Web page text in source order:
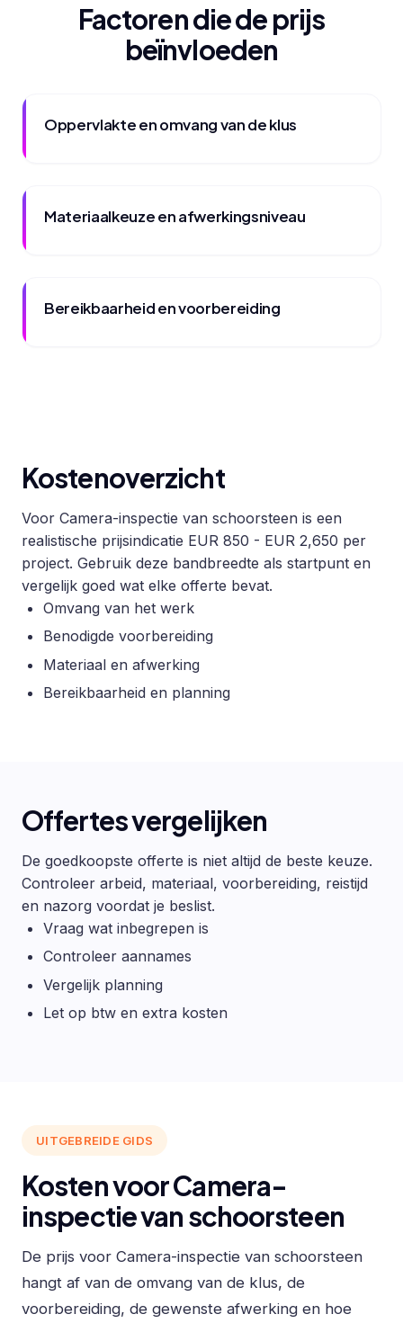
Factoren die de prijs
beïnvloeden
Oppervlakte en omvang van de klus
Materiaalkeuze en afwerkingsniveau
Bereikbaarheid en voorbereiding
Kostenoverzicht
Voor Camera-inspectie van schoorsteen is een
realistische prijsindicatie EUR 850 - EUR 2,650 per
project. Gebruik deze bandbreedte als startpunt en
vergelijk goed wat elke offerte bevat.
Omvang van het werk
Benodigde voorbereiding
Materiaal en afwerking
Bereikbaarheid en planning
Offertes vergelijken
De goedkoopste offerte is niet altijd de beste keuze.
Controleer arbeid, materiaal, voorbereiding, reistijd
en nazorg voordat je beslist.
Vraag wat inbegrepen is
Controleer aannames
Vergelijk planning
Let op btw en extra kosten
UITGEBREIDE GIDS
Kosten voor Camera-
inspectie van schoorsteen
De prijs voor Camera-inspectie van schoorsteen
hangt af van de omvang van de klus, de
voorbereiding, de gewenste afwerking en hoe